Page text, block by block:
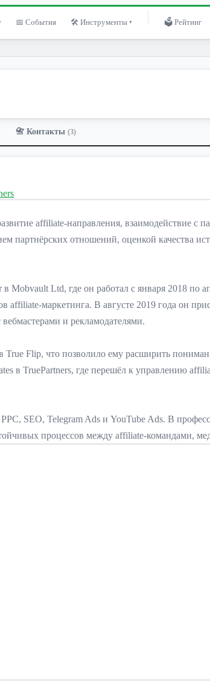
📅 События 🛠 Инструменты ▾ 🗳 Рейтинг
📇 Контакты (3)
affiliate-направления, взаимодействие
партнёрских отношений, оценкой качества
Ltd, где он работал с января 2018 по
маркетинга. В августе 2019 года он
и рекламодателями.
True Flip, что позволило ему расширить
в TruePartners, где перешёл к управлению
SEO, Telegram Ads и YouTube Ads. В
процессов между affiliate-командами,